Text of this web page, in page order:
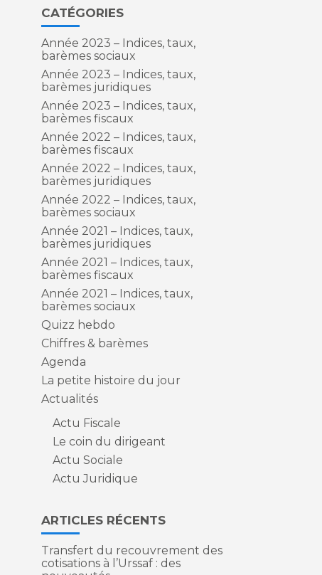
CATÉGORIES
Année 2023 – Indices, taux,
barèmes sociaux
Année 2023 – Indices, taux,
barèmes juridiques
Année 2023 – Indices, taux,
barèmes fiscaux
Année 2022 – Indices, taux,
barèmes fiscaux
Année 2022 – Indices, taux,
barèmes juridiques
Année 2022 – Indices, taux,
barèmes sociaux
Année 2021 – Indices, taux,
barèmes juridiques
Année 2021 – Indices, taux,
barèmes fiscaux
Année 2021 – Indices, taux,
barèmes sociaux
Quizz hebdo
Chiffres & barèmes
Agenda
La petite histoire du jour
Actualités
Actu Fiscale
Le coin du dirigeant
Actu Sociale
Actu Juridique
ARTICLES RÉCENTS
Transfert du recouvrement des
cotisations à l’Urssaf : des